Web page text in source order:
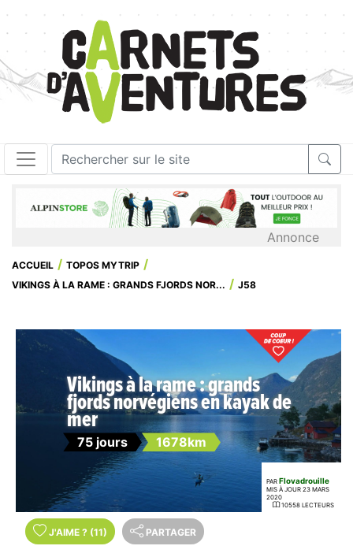
Annonce
ACCUEIL
TOPOS MYTRIP
VIKINGS À LA RAME : GRANDS FJORDS NOR...
J58
Vikings à la rame : grands
fjords norvégiens en kayak de
mer
75 jours 1678km
PAR Flovadrouille
MIS À JOUR 23 MARS
2020
10558 LECTEURS
J'AIME ? (11) PARTAGER